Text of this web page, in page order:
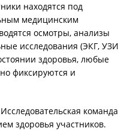
находятся под
медицинским
осмотры, анализы
исследования (ЭКГ, УЗИ
здоровья, любые
фиксируются и
Исследовательская команда
здоровья участников.